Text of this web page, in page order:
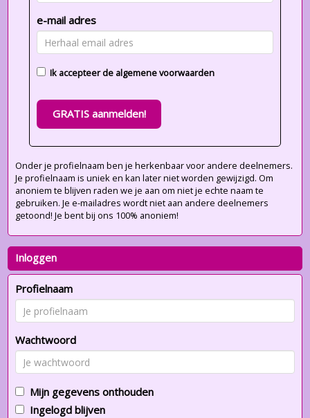
e-mail adres
Ik accepteer de algemene voorwaarden
GRATIS aanmelden!
Onder je profielnaam ben je herkenbaar voor andere deelnemers.
Je profielnaam is uniek en kan later niet worden gewijzigd. Om
anoniem te blijven raden we je aan om niet je echte naam te
gebruiken. Je e-mailadres wordt niet aan andere deelnemers
getoond! Je bent bij ons 100% anoniem!
Inloggen
Profielnaam
Wachtwoord
Mijn gegevens onthouden
Ingelogd blijven